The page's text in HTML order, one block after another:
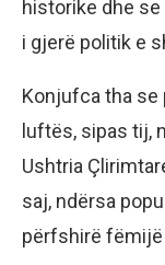
historike dhe
i gjerë politik e
Konjufca tha se
luftës, sipas tij,
Ushtria
saj, ndërsa
përfshirë fëmijë